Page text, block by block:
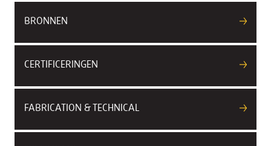
BRONNEN
CERTIFICERINGEN
FABRICATION & TECHNICAL